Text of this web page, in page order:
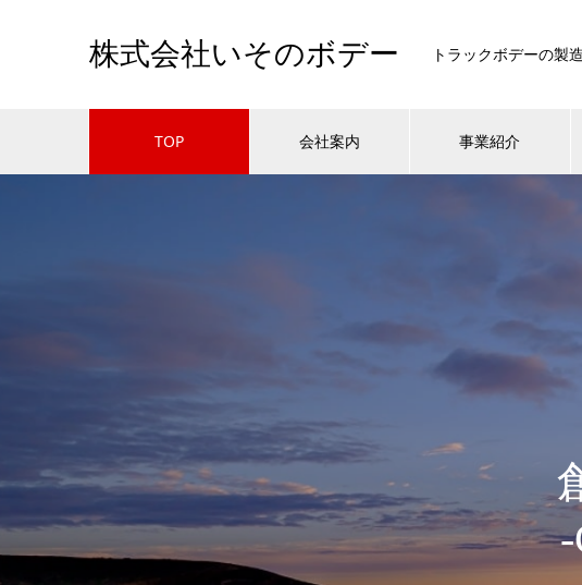
株式会社いそのボデー トラックボデーの製
TOP 会社案内 事業紹介
誠実